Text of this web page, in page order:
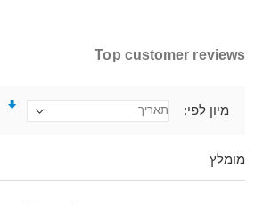
Top customer reviews
מומלץ
מיון לפי